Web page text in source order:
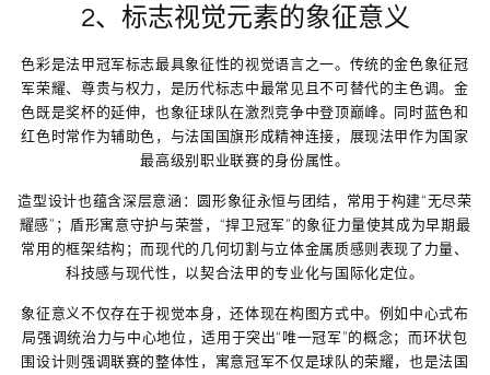
2、标志视觉元素的象征意义
色彩是法甲冠军标志最具象征性的视觉语言之一。传统的金色象征冠
军荣耀、尊贵与权力，是历代标志中最常见且不可替代的主色调。金
色既是奖杯的延伸，也象征球队在激烈竞争中登顶巅峰。同时蓝色和
红色时常作为辅助色，与法国国旗形成精神连接，展现法甲作为国家
最高级别职业联赛的身份属性。
造型设计也蕴含深层意涵：圆形象征永恒与团结，常用于构建“无尽荣
耀感”；盾形寓意守护与荣誉，“捍卫冠军”的象征力量使其成为早期最
常用的框架结构；而现代的几何切割与立体金属质感则表现了力量、
科技感与现代性，以契合法甲的专业化与国际化定位。
象征意义不仅存在于视觉本身，还体现在构图方式中。例如中心式布
局强调统治力与中心地位，适用于突出“唯一冠军”的概念；而环状包
围设计则强调联赛的整体性，寓意冠军不仅是球队的荣耀，也是法国